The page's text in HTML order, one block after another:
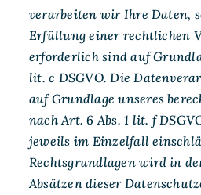
verarbeiten wir Ihre Daten,
Erfüllung einer rechtlichen
erforderlich sind auf
lit. c DSGVO. Die
auf Grundlage unseres
nach Art. 6 Abs. 1 lit. f
jeweils im Einzelfall
Rechtsgrundlagen wird in
Absätzen dieser